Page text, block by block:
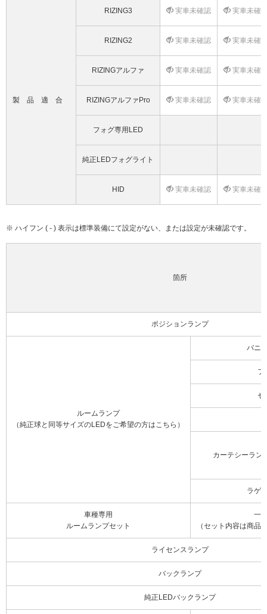
製品適合
RIZING3 実車未確認 実車未確
RIZING2 実車未確認 実車未確
RIZINGアルファ 実車未確認 実車未確
RIZINGアルファPro 実車未確認 実車未確
フォグ専用LED
純正LEDフォグライト
HID 実車未確認 実車未確
※ ハイフン ( - ) 表示は標準装備にて設定がない、または設定が未確認です。
箇所
ポジションランプ
ルームランプ
（純正球と同等サイズのLEDをご希望の方はこちら）
バニ
フ
セ
カーテシーラン
ラゲ
車種専用
ルームランプセット
一
（セット内容は商品
ライセンスランプ
バックランプ
純正LEDバックランプ